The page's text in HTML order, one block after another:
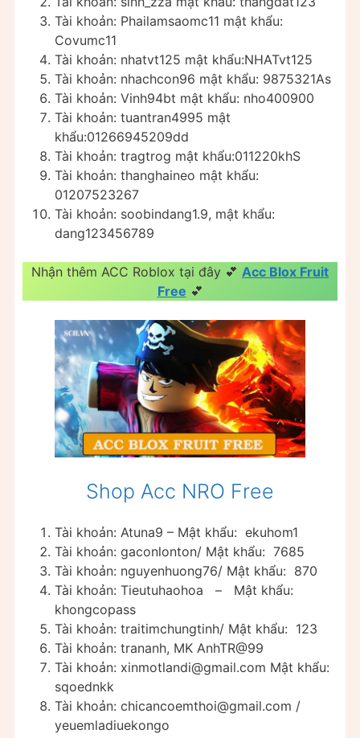
Tài khoản: Phailamsaomc11 mật khẩu:
Covumc11
Tài khoản: nhatvt125 mật khẩu:NHATvt125
Tài khoản: nhachcon96 mật khẩu: 9875321As
Tài khoản: Vinh94bt mật khẩu: nho400900
Tài khoản: tuantran4995 mật
khẩu:01266945209dd
Tài khoản: tragtrog mật khẩu:011220khS
Tài khoản: thanghaineo mật khẩu:
01207523267
Tài khoản: soobindang1.9, mật khẩu:
dang123456789
Nhận thêm ACC Roblox tại đây 💕 Acc Blox Fruit
Free 💕
Shop Acc NRO Free
Tài khoản: Atuna9 – Mật khẩu: ekuhom1
Tài khoản: gaconlonton/ Mật khẩu: 7685
Tài khoản: nguyenhuong76/ Mật khẩu: 870
Tài khoản: Tieutuhaohoa – Mật khẩu:
khongcopass
Tài khoản: traitimchungtinh/ Mật khẩu: 123
Tài khoản: trananh, MK AnhTR@99
Tài khoản: xinmotlandi@gmail.com Mật khẩu:
sqoednkk
Tài khoản: chicancoemthoi@gmail.com /
yeuemladiuekongo